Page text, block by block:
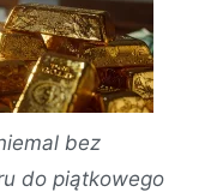
bez
do piątkowego